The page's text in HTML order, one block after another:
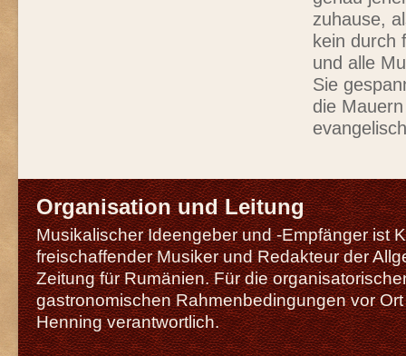
zuhause,
kein durch
und alle
Sie
die
Organisation und Leitung
Musikalischer Ideengeber und -Empfänger ist
freischaffender Musiker und Redakteur der
Zeitung für Rumänien. Für die
gastronomischen Rahmenbedingungen vor
Henning verantwortlich.